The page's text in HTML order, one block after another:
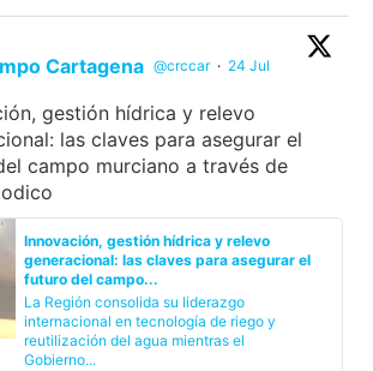
Cartagena @crccar · 24 Jul
gestión hídrica y relevo
las claves para asegurar el
campo murciano a través de
Innovación, gestión hídrica y relevo
generacional: las claves para asegurar el
futuro del campo...
La Región consolida su liderazgo
internacional en tecnología de riego y
reutilización del agua mientras el
Gobierno...